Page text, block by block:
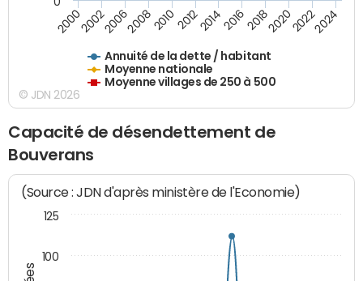
Annuité de la dette / habitant
Moyenne nationale
Moyenne villages de 250 à 500
200020022006200820102012201420162018202020222024
© JDN 2026
Capacité de désendettement de
Bouverans
(Source : JDN d'après ministère de l'Economie)
100
125